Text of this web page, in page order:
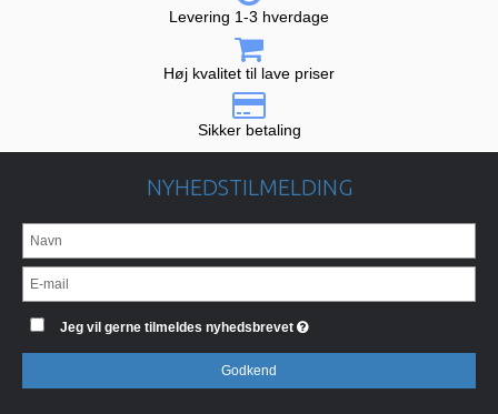
Levering 1-3 hverdage
Høj kvalitet til lave priser
Sikker betaling
NYHEDSTILMELDING
Jeg vil gerne tilmeldes nyhedsbrevet
Godkend